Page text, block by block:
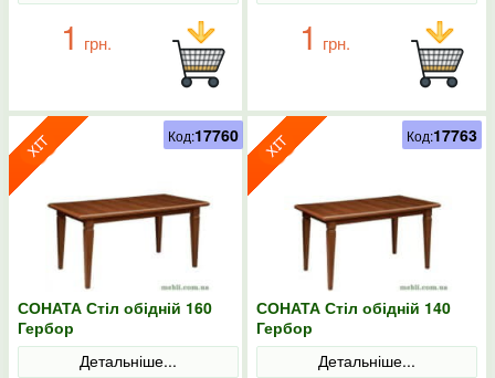
1 грн. 1 грн.
СОНАТА Стіл обідній 160
Гербор
Детальніше...
Код:17760
СОНАТА Стіл обідній 140
Гербор
Детальніше...
Код:17763